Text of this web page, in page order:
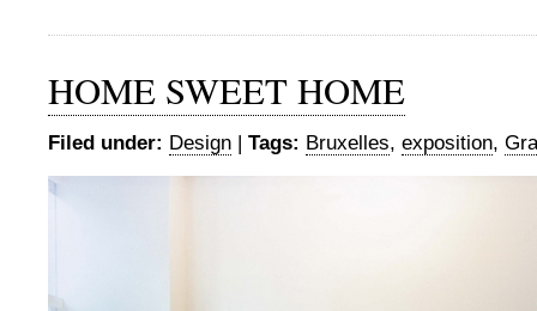
HOME SWEET HOME
Filed under: Design | Tags: Bruxelles, exposition,